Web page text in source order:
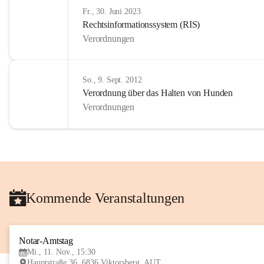
Fr., 30. Juni 2023
Rechtsinformationssystem (RIS)
Verordnungen
So., 9. Sept. 2012
Verordnung über das Halten von Hunden
Verordnungen
Kommende Veranstaltungen
Notar-Amtstag
Mi., 11. Nov., 15:30